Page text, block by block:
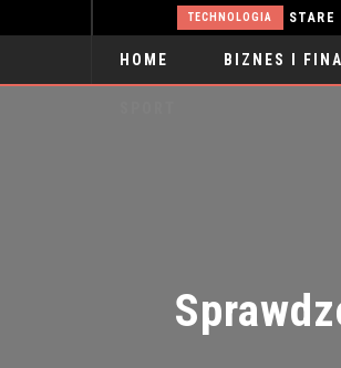
TECHNOLOGIA STARE
HOME BIZNES I